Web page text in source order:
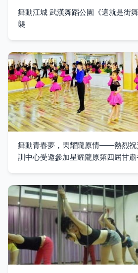
舞動江城 武漢舞蹈公園《這就是街
襲
舞動青春夢，閃耀隴原情——熱烈祝
訓中心受邀參加星耀隴原第四屆甘